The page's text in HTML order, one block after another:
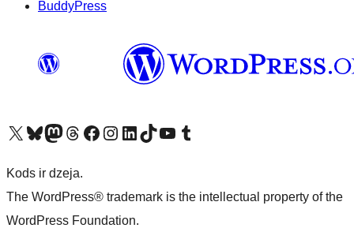
BuddyPress
Apmeklējiet mūsu X (agrāk Twitter) kontu
Apmeklējiet mūsu Bluesky kontu
Apmeklējiet mūsu Mastodon kontu
Apmeklējiet mūsu Threads kontu
Apmeklējiet mūsu Facebook lapuApmeklējiet mūsu Instagram kontu
Apmeklējiet mūsu LinkedIn kontu
Apmeklējiet mūsu TikTok kontu
Apmeklējiet mūsu YouTube kanālu
Apmeklējiet mūsu Tumblr kontu
Kods ir dzeja.
The WordPress® trademark is the intellectual property of the
WordPress Foundation.